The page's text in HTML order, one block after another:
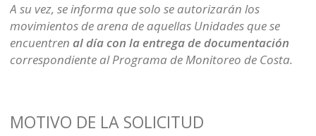
A su vez, se informa que solo se autorizarán los
movimientos de arena de aquellas Unidades que se
encuentren al día con la entrega de documentación
correspondiente al Programa de Monitoreo de Costa.
MOTIVO DE LA SOLICITUD